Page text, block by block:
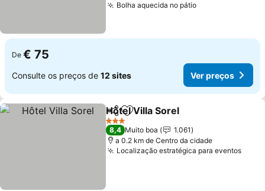
Bolha aquecida no pátioVer preços
De € 75
Consulte os preços de 12 sites Ver preços
PartilharAdicionar aos favoritos
Hôtel Villa Sorel
3 Estrelas
8,4 Muito boa
1.061
a 0.2 km de Centro da cidade
Localização estratégica para eventosVer